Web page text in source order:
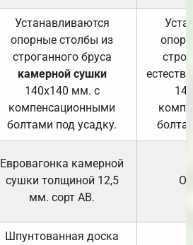
Устанавливаются
опорные столбы из
строганного бруса
камерной сушки
140х140 мм. с
компенсационными
болтами под усадку.
Евровагонка камерной
сушки толщиной 12,5
мм. сорт АВ.
Шпунтованная доска